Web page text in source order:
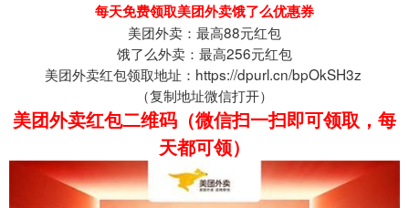
每天免费领取美团外卖饿了么优惠券
美团外卖：最高88元红包
饿了么外卖：最高256元红包
美团外卖红包领取地址：https://dpurl.cn/bpOkSH3z
（复制地址微信打开）
美团外卖红包二维码（微信扫一扫即可领取，每
天都可领）